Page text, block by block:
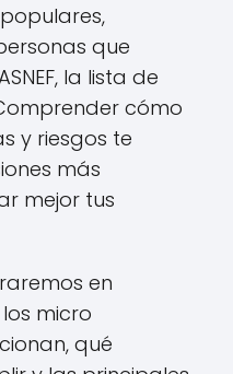
que
la lista de
cómo
y riesgos te
más
mejor tus
en
micro
qué